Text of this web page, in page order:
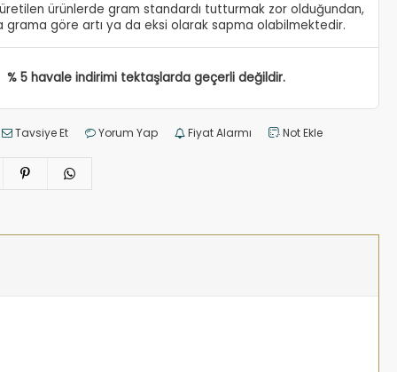
ürünlerde gram standardı tutturmak zor olduğundan,
grama göre artı ya da eksi olarak sapma olabilmektedir.
% 5 havale indirimi tektaşlarda geçerli değildir.
Tavsiye Et Yorum Yap Fiyat Alarmı Not Ekle